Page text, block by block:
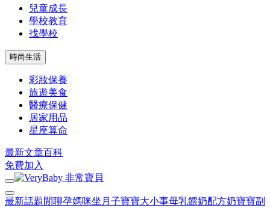
兒童成長
學校教育
找學校
時尚生活
彩妝保養
旅遊美食
醫療保健
居家用品
星座算命
最新文章百科
免費加入
最新話題 閒聊孕媽咪坐月子寶寶大小事母乳餵奶配方奶寶寶副